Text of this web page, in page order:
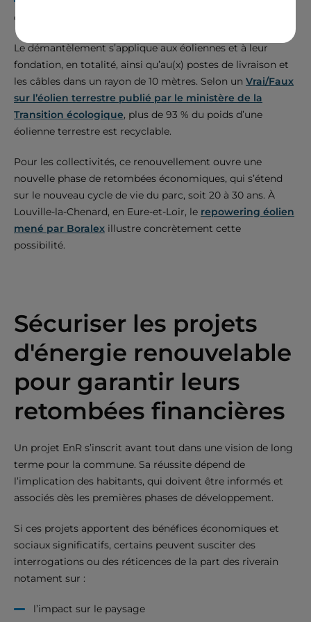
dans le paysage local.
Le démantèlement s’applique aux éoliennes et à leur
fondation, en totalité, ainsi qu’au(x) postes de livraison et
les câbles dans un rayon de 10 mètres. Selon un Vrai/Faux
sur l’éolien terrestre publié par le ministère de la
Transition écologique, plus de 93 % du poids d’une
éolienne terrestre est recyclable.
Pour les collectivités, ce renouvellement ouvre une
nouvelle phase de retombées économiques, qui s’étend
sur le nouveau cycle de vie du parc, soit 20 à 30 ans. À
Louville-la-Chenard, en Eure-et-Loir, le repowering éolien
mené par Boralex illustre concrètement cette
possibilité.
Sécuriser les projets
d'énergie renouvelable
pour garantir leurs
retombées financières
Un projet EnR s’inscrit avant tout dans une vision de long
terme pour la commune. Sa réussite dépend de
l’implication des habitants, qui doivent être informés et
associés dès les premières phases de développement.
Si ces projets apportent des bénéfices économiques et
sociaux significatifs, certains peuvent susciter des
interrogations ou des réticences de la part des riverain
notament sur :
l’impact sur le paysage